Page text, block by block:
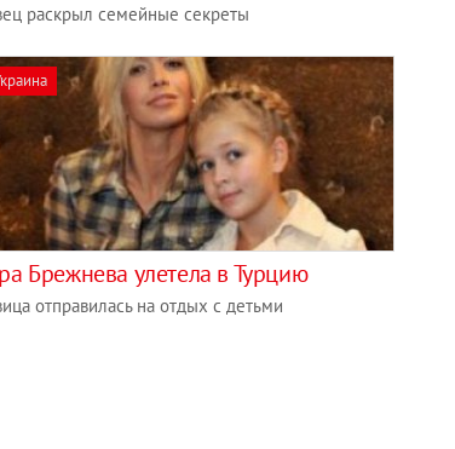
раскрыл семейные секреты
Брежнева улетела в Турцию
отправилась на отдых с детьми